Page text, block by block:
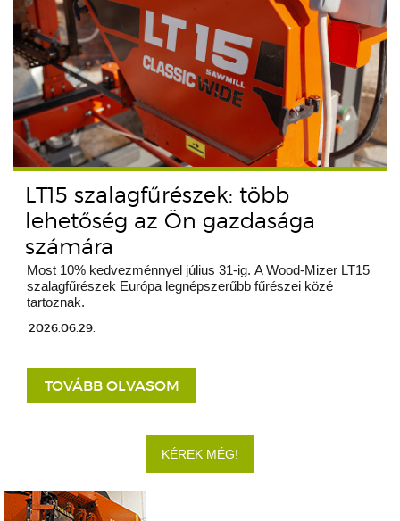
LT15 szalagfűrészek: több
lehetőség az Ön gazdasága
számára
Most 10% kedvezménnyel július 31-ig. A Wood-Mizer LT15
szalagfűrészek Európa legnépszerűbb fűrészei közé
tartoznak.
2026.06.29.
TOVÁBB OLVASOM
KÉREK MÉG!